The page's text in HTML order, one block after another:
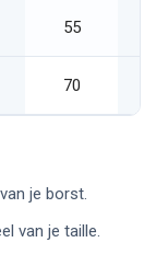
55
70
je borst.
van je taille.